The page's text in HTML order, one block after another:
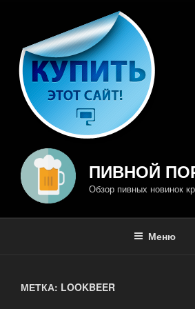
содержимому
ПИВНОЙ
Обзор пивных новинок
Меню
МЕТКА: LOOKBEER